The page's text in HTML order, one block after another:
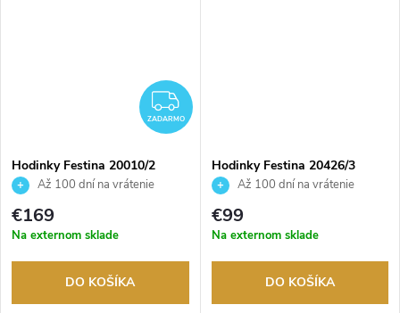
ZADARMO
ZADARMO
Hodinky Festina 20010/2
Až 100 dní na vrátenie
tovaru. Autorizovaný predajca.
€169
Na externom sklade
DO KOŠÍKA
Hodinky Festina 20426/3
Až 100 dní na vrátenie
tovaru. Autorizovaný predajca.
€99
Na externom sklade
DO KOŠÍKA